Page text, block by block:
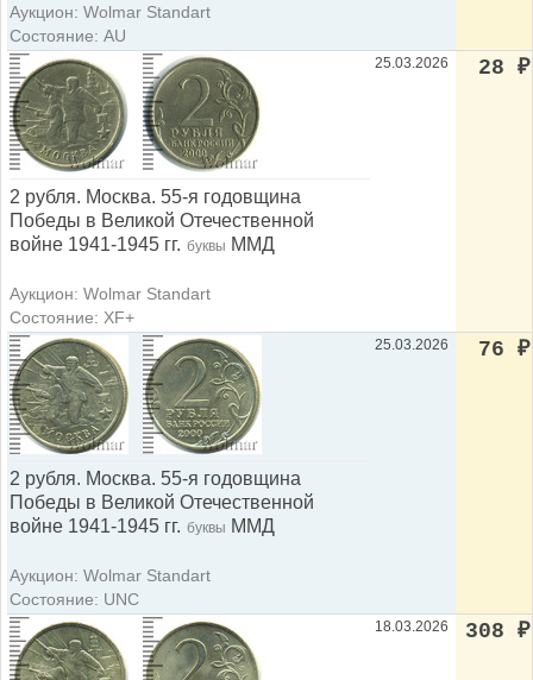
Аукцион: Wolmar Standart
Состояние: AU
2 рубля. Москва. 55-я годовщина
Победы в Великой Отечественной
войне 1941-1945 гг. буквы ММД
Аукцион: Wolmar Standart
Состояние: XF+
25.03.2026 28 ₽
2 рубля. Москва. 55-я годовщина
Победы в Великой Отечественной
войне 1941-1945 гг. буквы ММД
Аукцион: Wolmar Standart
Состояние: UNC
25.03.2026 76 ₽
18.03.2026 308 ₽